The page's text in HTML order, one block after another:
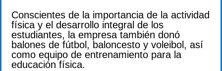
Conscientes de la importancia de la actividad
física y el desarrollo integral de los
estudiantes, la empresa también donó
balones de fútbol, baloncesto y voleibol, así
como equipo de entrenamiento para la
educación física.